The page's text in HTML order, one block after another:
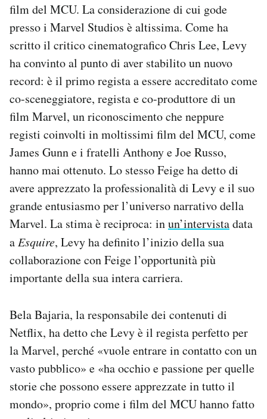
film del MCU. La considerazione di cui gode
presso i Marvel Studios è altissima. Come ha
scritto il critico cinematografico Chris Lee, Levy
ha convinto al punto di aver stabilito un nuovo
record: è il primo regista a essere accreditato come
co-sceneggiatore, regista e co-produttore di un
film Marvel, un riconoscimento che neppure
registi coinvolti in moltissimi film del MCU, come
James Gunn e i fratelli Anthony e Joe Russo,
hanno mai ottenuto. Lo stesso Feige ha detto di
avere apprezzato la professionalità di Levy e il suo
grande entusiasmo per l’universo narrativo della
Marvel. La stima è reciproca: inun’intervistadata
a Esquire, Levy ha definito l’inizio della sua
collaborazione con Feige l’opportunità più
importante della sua intera carriera.
Bela Bajaria, la responsabile dei contenuti di
Netflix, ha detto che Levy è il regista perfetto per
la Marvel, perché «vuole entrare in contatto con un
vasto pubblico» e «ha occhio e passione per quelle
storie che possono essere apprezzate in tutto il
mondo», proprio come i film del MCU hanno fatto